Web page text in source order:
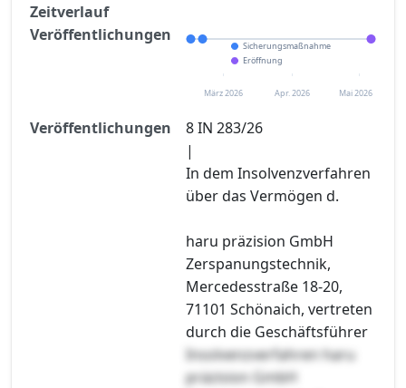
Zeitverlauf
Veröffentlichungen
Sicherungsmaßnahme
Eröffnung
März 2026 Apr. 2026 Mai 2026
Veröffentlichungen
8 IN 283/26
|
In dem Insolvenzverfahren
über das Vermögen d.
haru präzision GmbH
Zerspanungstechnik,
Mercedesstraße 18-20,
71101 Schönaich, vertreten
durch die Geschäftsführer
Insolvenzverfahren haru
präzision GmbH